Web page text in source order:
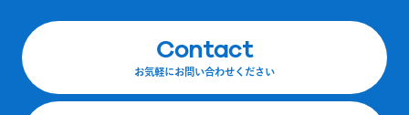
Contact
お気軽にお問い合わせください